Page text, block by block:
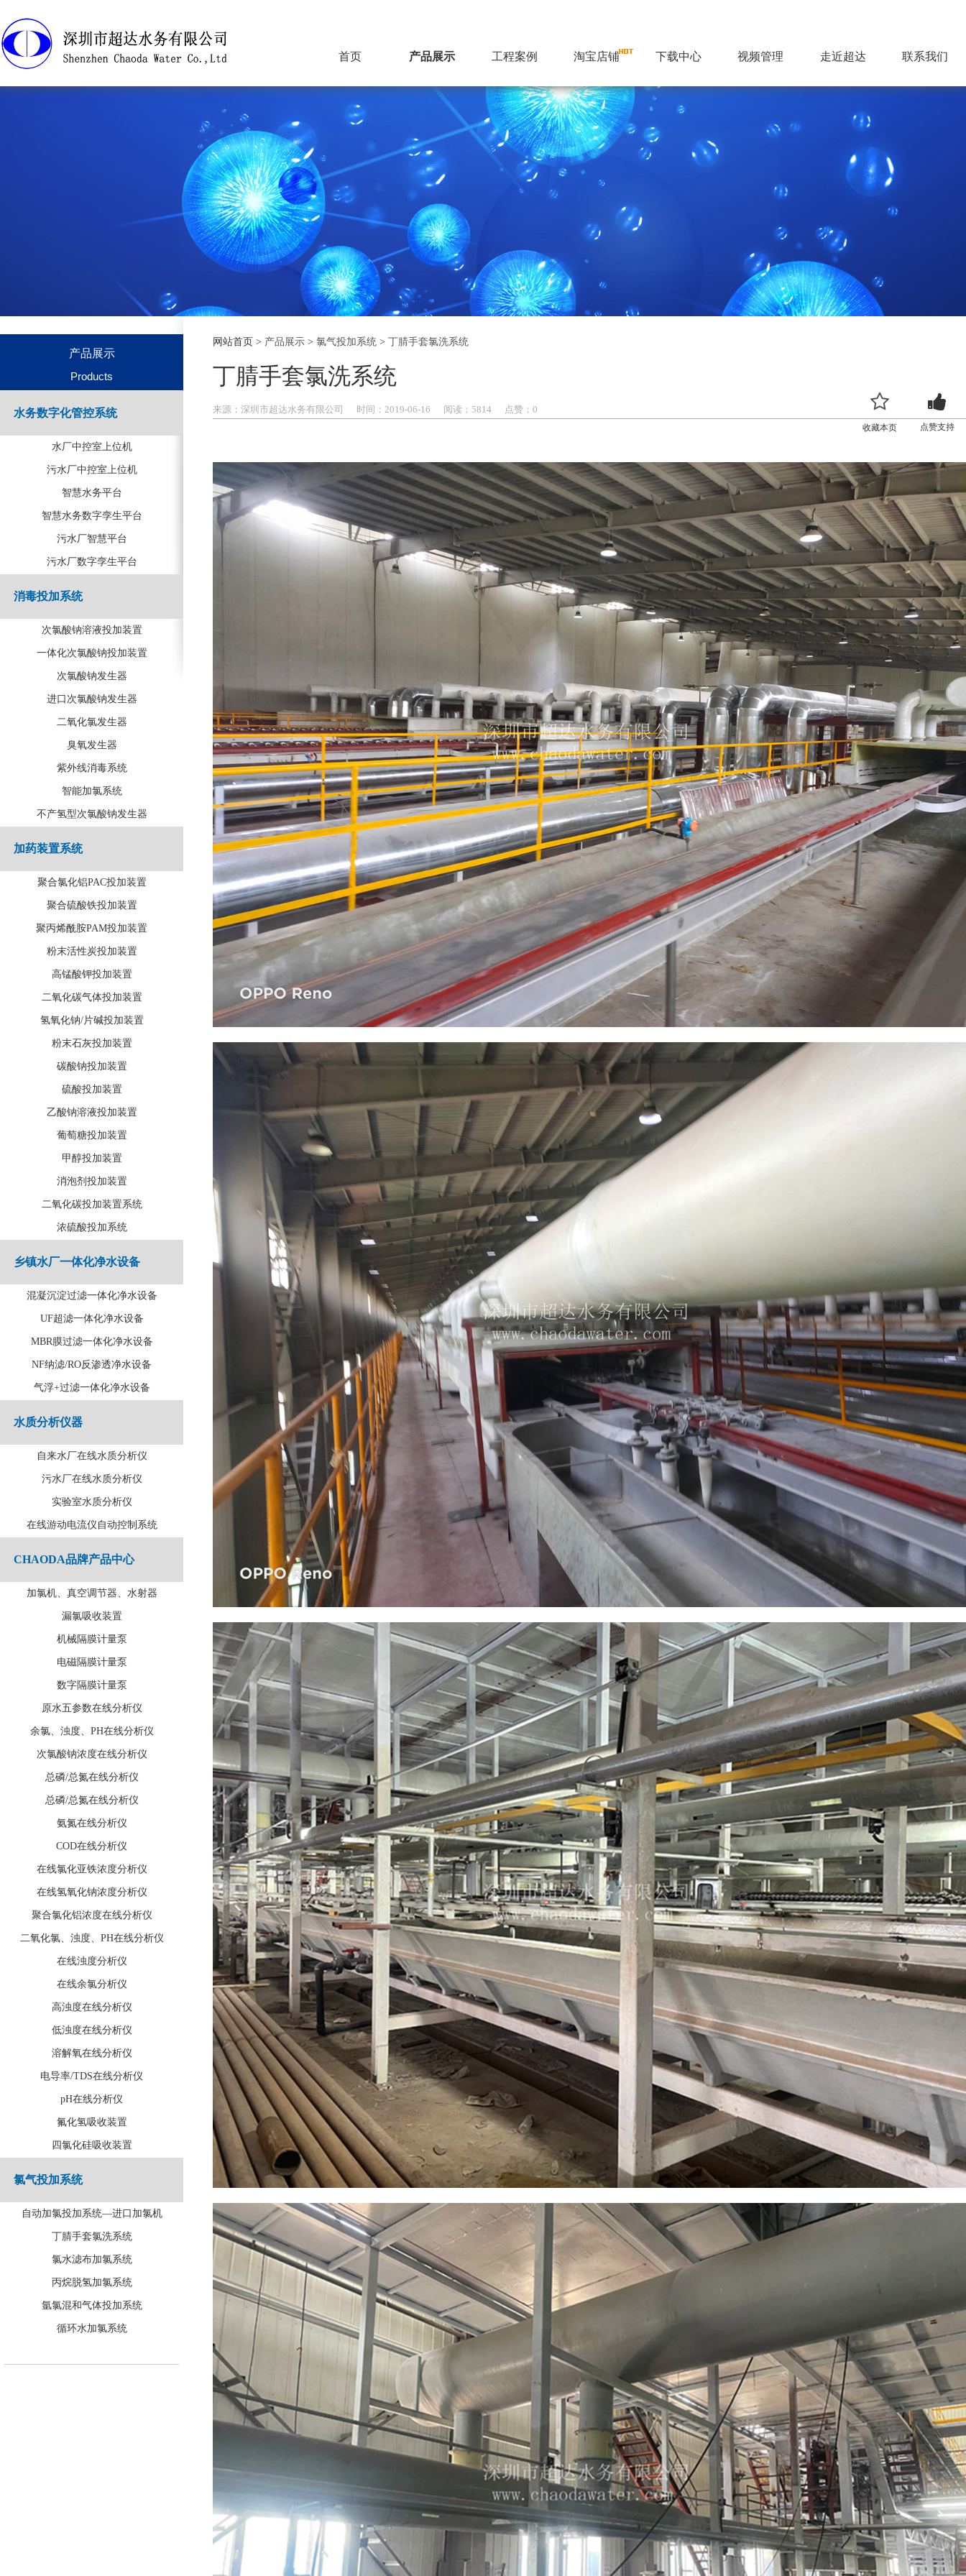
首页 产品展示 工程案例 淘宝店铺 下载中心 视频管理
走近超达
组织机构
企业文化
联系我们
产品展示
Products
水务数字化管控系统
水厂中控室上位机
污水厂中控室上位机
智慧水务平台
智慧水务数字孪生平台
污水厂智慧平台
污水厂数字孪生平台
消毒投加系统
次氯酸钠溶液投加装置
一体化次氯酸钠投加装置
次氯酸钠发生器
进口次氯酸钠发生器
二氧化氯发生器
臭氧发生器
紫外线消毒系统
智能加氯系统
不产氢型次氯酸钠发生器
加药装置系统
聚合氯化铝PAC投加装置
聚合硫酸铁投加装置
聚丙烯酰胺PAM投加装置
粉末活性炭投加装置
高锰酸钾投加装置
二氧化碳气体投加装置
氢氧化钠/片碱投加装置
粉末石灰投加装置
碳酸钠投加装置
硫酸投加装置
乙酸钠溶液投加装置
葡萄糖投加装置
甲醇投加装置
消泡剂投加装置
二氧化碳投加装置系统
浓硫酸投加系统
乡镇水厂一体化净水设备
混凝沉淀过滤一体化净水设备
UF超滤一体化净水设备
MBR膜过滤一体化净水设备
NF纳滤/RO反渗透净水设备
气浮+过滤一体化净水设备
水质分析仪器
自来水厂在线水质分析仪
污水厂在线水质分析仪
实验室水质分析仪
在线游动电流仪自动控制系统
CHAODA品牌产品中心
加氯机、真空调节器、水射器
漏氯吸收装置
机械隔膜计量泵
电磁隔膜计量泵
数字隔膜计量泵
原水五参数在线分析仪
余氯、浊度、PH在线分析仪
次氯酸钠浓度在线分析仪
总磷/总氮在线分析仪
总磷/总氮在线分析仪
氨氮在线分析仪
COD在线分析仪
在线氯化亚铁浓度分析仪
在线氢氧化钠浓度分析仪
聚合氯化铝浓度在线分析仪
二氧化氯、浊度、PH在线分析仪
在线浊度分析仪
在线余氯分析仪
高浊度在线分析仪
低浊度在线分析仪
溶解氧在线分析仪
电导率/TDS在线分析仪
pH在线分析仪
氟化氢吸收装置
四氯化硅吸收装置
氯气投加系统
自动加氯投加系统—进口加氯机
丁腈手套氯洗系统
氯水滤布加氯系统
丙烷脱氢加氯系统
氩氯混和气体投加系统
循环水加氯系统
网站首页 > 产品展示> 氯气投加系统> 丁腈手套氯洗系统
丁腈手套氯洗系统
来源： 深圳市超达水务有限公司 时间： 2019-06-16 阅读：5814 点赞： 0
收藏本页 点赞支持